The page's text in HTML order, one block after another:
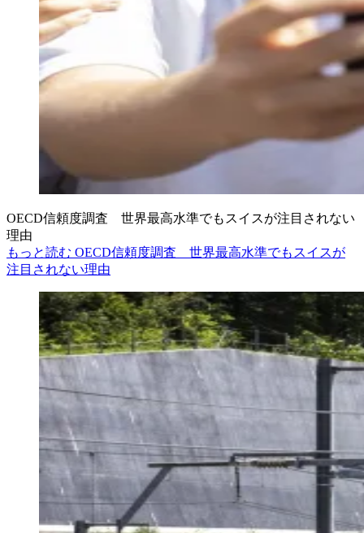
OECD信頼度調査 世界最高水準でもスイスが注目されない
理由
もっと読む OECD信頼度調査 世界最高水準でもスイスが
注目されない理由